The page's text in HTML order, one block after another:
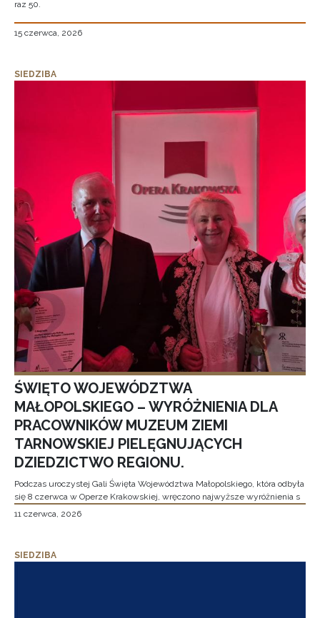
raz 50.
15 czerwca, 2026
SIEDZIBA
ŚWIĘTO WOJEWÓDZTWA
MAŁOPOLSKIEGO – WYRÓŻNIENIA DLA
PRACOWNIKÓW MUZEUM ZIEMI
TARNOWSKIEJ PIELĘGNUJĄCYCH
DZIEDZICTWO REGIONU.
Podczas uroczystej Gali Święta Województwa Małopolskiego, która odbyła
się 8 czerwca w Operze Krakowskiej, wręczono najwyższe wyróżnienia s
11 czerwca, 2026
SIEDZIBA